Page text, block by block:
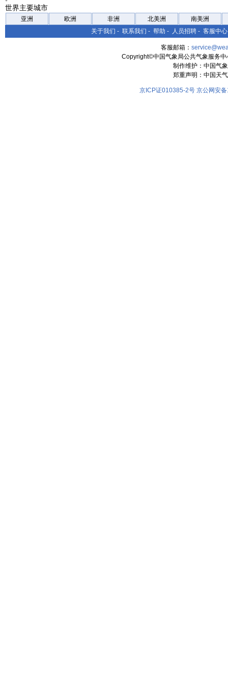
世界主要城市
亚洲 欧洲 非洲 北美洲
南美洲
关于我们 - 联系我们 - 帮助 - 人员招聘 - 客服中心
客服邮箱：
Copyright©中国气象局公共气象服务
制作维护：中国气
郑重声明：中国天
京ICP证010385-2号 京公网安